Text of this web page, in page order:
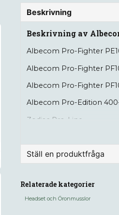
Beskrivning
Beskrivning av
Albecom Pro-Fighter
Albecom Pro-Fighter
Albecom Pro-Fighter
Albecom Pro-Edition
Zodiac Pro-Line
Ställ en produktfråga
Fråga oss något om
Relaterade kategorier
Headset och Öronmusslor